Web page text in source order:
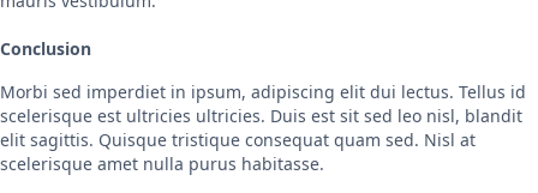
Conclusion
Morbi sed imperdiet in ipsum, adipiscing elit dui lectus. Tellus id
scelerisque est ultricies ultricies. Duis est sit sed leo nisl, blandit
elit sagittis. Quisque tristique consequat quam sed. Nisl at
scelerisque amet nulla purus habitasse.